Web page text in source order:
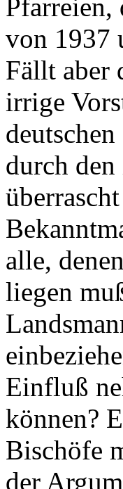
Pfarreien,
von 1937
Fällt aber
irrige
durch
alle,
liegen
Einfluß
können?
Bischöfe
der